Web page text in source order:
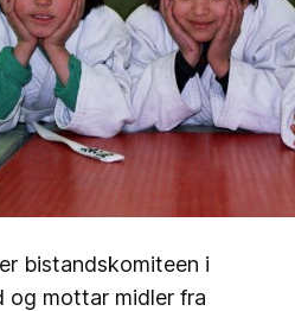
bistandskomiteen i
og mottar midler fra